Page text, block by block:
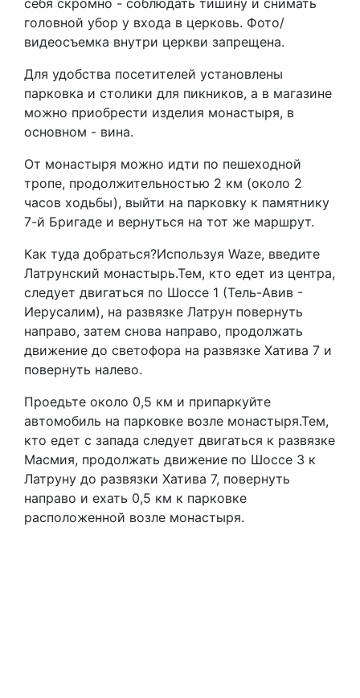
себя скромно - соблюдать тишину и снимать
головной убор у входа в церковь. Фото/
видеосъемка внутри церкви запрещена.
Для удобства посетителей установлены
парковка и столики для пикников, а в магазине
можно приобрести изделия монастыря, в
основном - вина.
От монастыря можно идти по пешеходной
тропе, продолжительностью 2 км (около 2
часов ходьбы), выйти на парковку к памятнику
7-й Бригаде и вернуться на тот же маршрут.
Как туда добраться?Используя Waze, введите
Латрунский монастырь.Тем, кто едет из центра,
следует двигаться по Шоссе 1 (Тель-Авив -
Иерусалим), на развязке Латрун повернуть
направо, затем снова направо, продолжать
движение до светофора на развязке Хатива 7 и
повернуть налево.
Проедьте около 0,5 км и припаркуйте
автомобиль на парковке возле монастыря.Тем,
кто едет с запада следует двигаться к развязке
Масмия, продолжать движение по Шоссе 3 к
Латруну до развязки Хатива 7, повернуть
направо и ехать 0,5 км к парковке
расположенной возле монастыря.